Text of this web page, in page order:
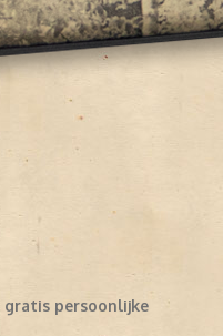
gratis persoonlijke